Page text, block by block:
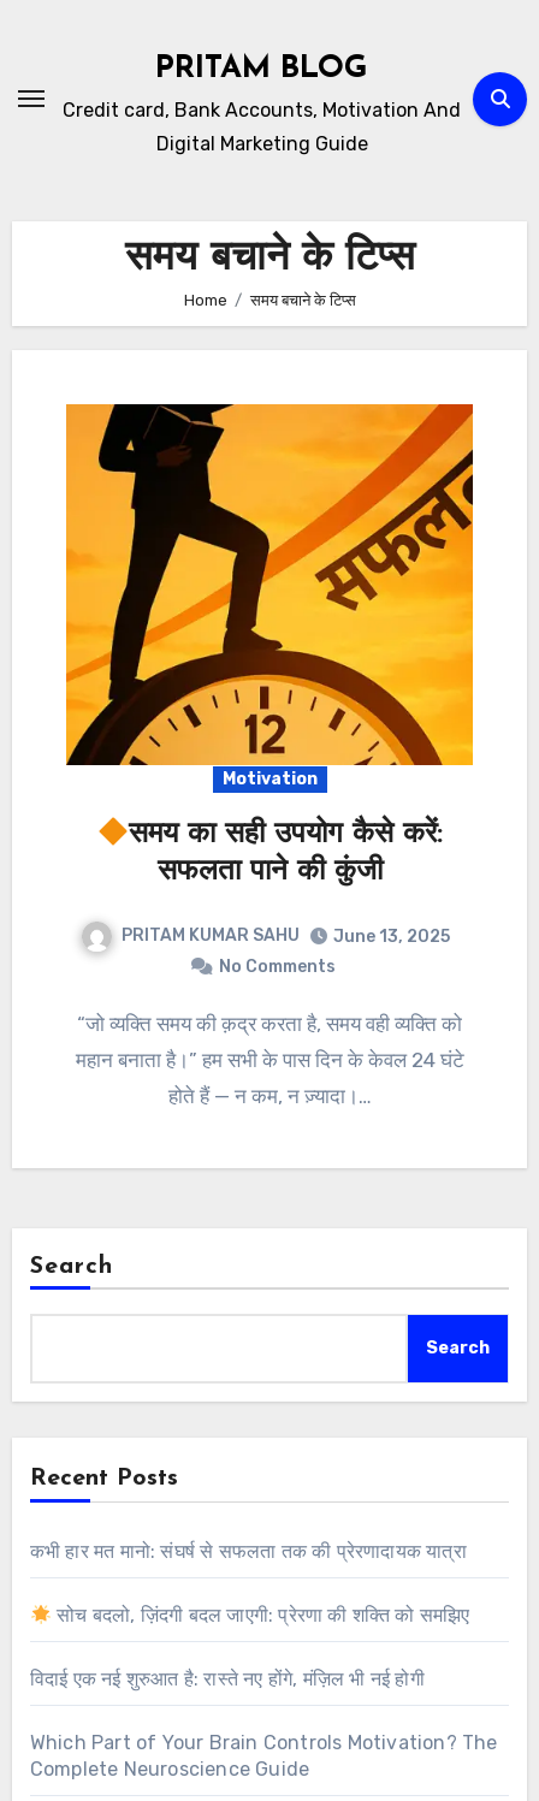
PRITAM BLOG
Credit card, Bank Accounts, Motivation And
Digital Marketing Guide
समय बचाने के टिप्स
Home समय बचाने के टिप्स
Motivation
समय का सही उपयोग कैसे करें:
सफलता पाने की कुंजी
PRITAM KUMAR SAHU
June 13, 2025
No Comments
“जो व्यक्ति समय की क़द्र करता है, समय वही व्यक्ति को
महान बनाता है।” हम सभी के पास दिन के केवल 24 घंटे
होते हैं — न कम, न ज़्यादा।…
Search
Search
Recent Posts
कभी हार मत मानो: संघर्ष से सफलता तक की प्रेरणादायक यात्रा
सोच बदलो, ज़िंदगी बदल जाएगी: प्रेरणा की शक्ति को समझिए
विदाई एक नई शुरुआत है: रास्ते नए होंगे, मंज़िल भी नई होगी
Which Part of Your Brain Controls Motivation? The
Complete Neuroscience Guide